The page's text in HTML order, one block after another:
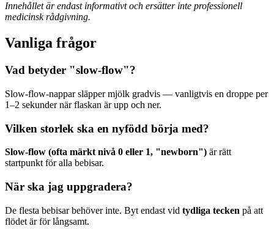
Innehållet är endast informativt och ersätter inte professionell
medicinsk rådgivning.
Vanliga frågor
Vad betyder "slow-flow"?
Slow-flow-nappar släpper mjölk gradvis — vanligtvis en droppe per
1–2 sekunder när flaskan är upp och ner.
Vilken storlek ska en nyfödd börja med?
Slow-flow (ofta märkt nivå 0 eller 1, "newborn") är rätt
startpunkt för alla bebisar.
När ska jag uppgradera?
De flesta bebisar behöver inte. Byt endast vid tydliga tecken på att
flödet är för långsamt.